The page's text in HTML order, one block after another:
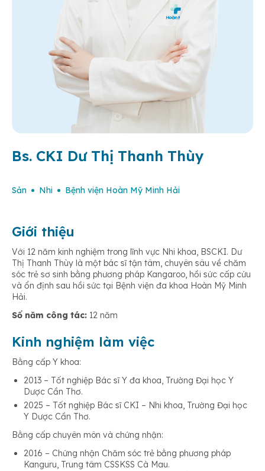
Bs. CKI Dư Thị Thanh Thùy
Sản Nhi Bệnh viện Hoàn Mỹ Minh Hải
Giới thiệu
Với 12 năm kinh nghiệm trong lĩnh vực Nhi khoa, BSCKI. Dư
Thị Thanh Thùy là một bác sĩ tận tâm, chuyên sâu về chăm
sóc trẻ sơ sinh bằng phương pháp Kangaroo, hồi sức cấp cứu
và ổn định sau hồi sức tại Bệnh viện đa khoa Hoàn Mỹ Minh
Hải.
Số năm công tác: 12 năm
Kinh nghiệm làm việc
Bằng cấp Y khoa:
2013 – Tốt nghiệp Bác sĩ Y đa khoa, Trường Đại học Y
Dược Cần Thơ.
2025 – Tốt nghiệp Bác sĩ CKI – Nhi khoa, Trường Đại học
Y Dược Cần Thơ.
Bằng cấp chuyên môn và chứng nhận:
2016 – Chứng nhận Chăm sóc trẻ bằng phương pháp
Kanguru, Trung tâm CSSKSS Cà Mau.